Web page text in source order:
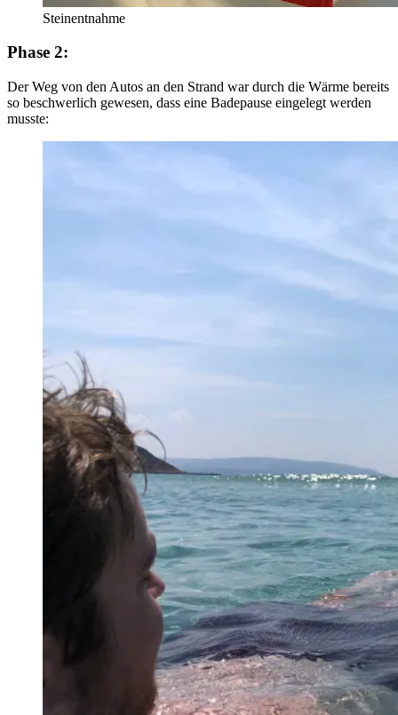
Steinentnahme
Phase 2:
Der Weg von den Autos an den Strand war durch die Wärme bereits
so beschwerlich gewesen, dass eine Badepause eingelegt werden
musste: